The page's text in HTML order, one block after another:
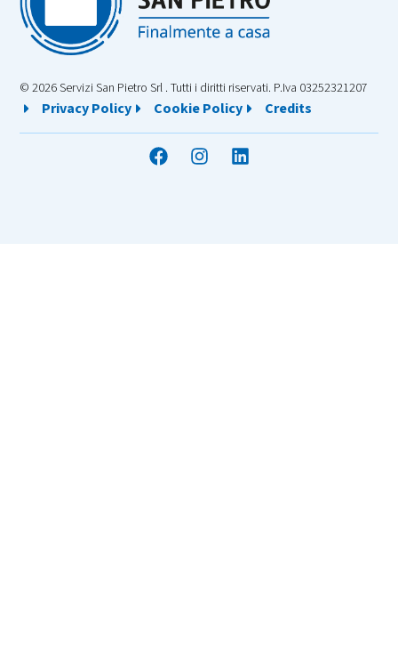
© 2026 Servizi San Pietro Srl . Tutti i diritti riservati. P.Iva 03252321207
Privacy Policy Cookie Policy Credits